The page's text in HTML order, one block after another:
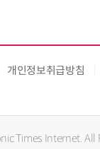
개인정보취급방침
Times Internet. All